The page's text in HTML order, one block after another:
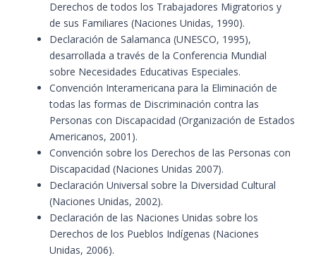
Derechos de todos los Trabajadores Migratorios y
de sus Familiares (Naciones Unidas, 1990).
Declaración de Salamanca (UNESCO, 1995),
desarrollada a través de la Conferencia Mundial
sobre Necesidades Educativas Especiales.
Convención Interamericana para la Eliminación de
todas las formas de Discriminación contra las
Personas con Discapacidad (Organización de Estados
Americanos, 2001).
Convención sobre los Derechos de las Personas con
Discapacidad (Naciones Unidas 2007).
Declaración Universal sobre la Diversidad Cultural
(Naciones Unidas, 2002).
Declaración de las Naciones Unidas sobre los
Derechos de los Pueblos Indígenas (Naciones
Unidas, 2006).